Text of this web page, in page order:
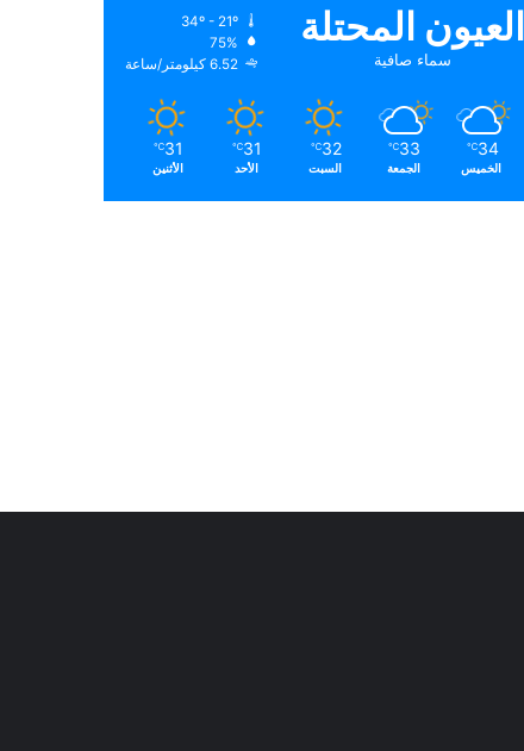
العيون المحتلة
سماء صافية
75%
6.52 كيلومتر/ساعة
34
℃
الخميس
33
℃
الجمعة
32
℃
السبت
31
℃
الأحد
31
℃
الأثنين